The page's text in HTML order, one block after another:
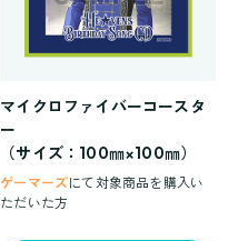
マイクロファイバーコースタ
ー
（サイズ：100㎜×100㎜）
ゲーマーズにて対象商品を購入い
ただいた方